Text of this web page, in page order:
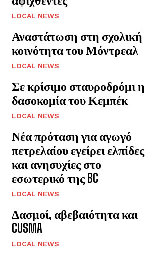
LOCAL NEWS
Αναστάτωση στη σχολική
κοινότητα του Μόντρεαλ
LOCAL NEWS
Σε κρίσιμο σταυροδρόμι η
δασοκομία του Κεμπέκ
LOCAL NEWS
Νέα πρόταση για αγωγό
πετρελαίου εγείρει ελπίδες
και ανησυχίες στο
εσωτερικό της BC
LOCAL NEWS
Δασμοί, αβεβαιότητα και
CUSMA
LOCAL NEWS